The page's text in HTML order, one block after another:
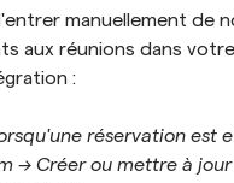
manuellement de
aux réunions dans votre
:
réservation est
→ Créer ou mettre à